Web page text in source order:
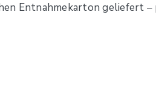
Entnahmekarton geliefert